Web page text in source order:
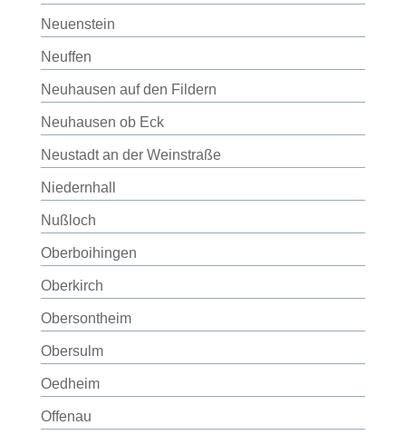
Neuenstein
Neuffen
Neuhausen auf den Fildern
Neuhausen ob Eck
Neustadt an der Weinstraße
Niedernhall
Nußloch
Oberboihingen
Oberkirch
Obersontheim
Obersulm
Oedheim
Offenau